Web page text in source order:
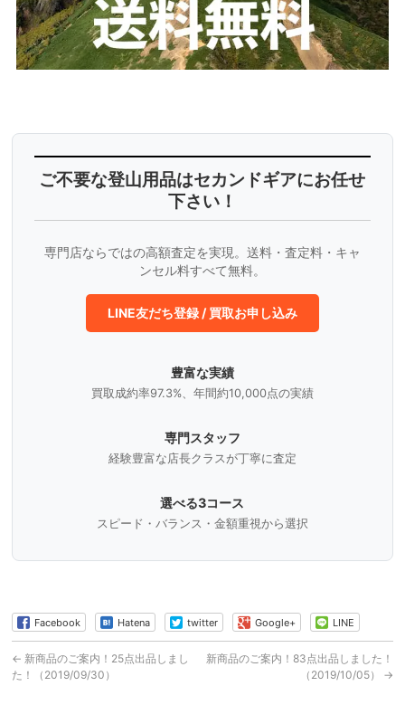
ご不要な登山用品はセカンドギアにお任せ
下さい！
専門店ならではの高額査定を実現。送料・査定料・キャ
ンセル料すべて無料。
LINE友だち登録 / 買取お申し込み
豊富な実績
買取成約率97.3%、年間約10,000点の実績
専門スタッフ
経験豊富な店長クラスが丁寧に査定
選べる3コース
スピード・バランス・金額重視から選択
Facebook Hatena twitter Google+ LINE
← 新商品のご案内！25点出品しまし
た！（2019/09/30）
新商品のご案内！83点出品しました！
（2019/10/05） →